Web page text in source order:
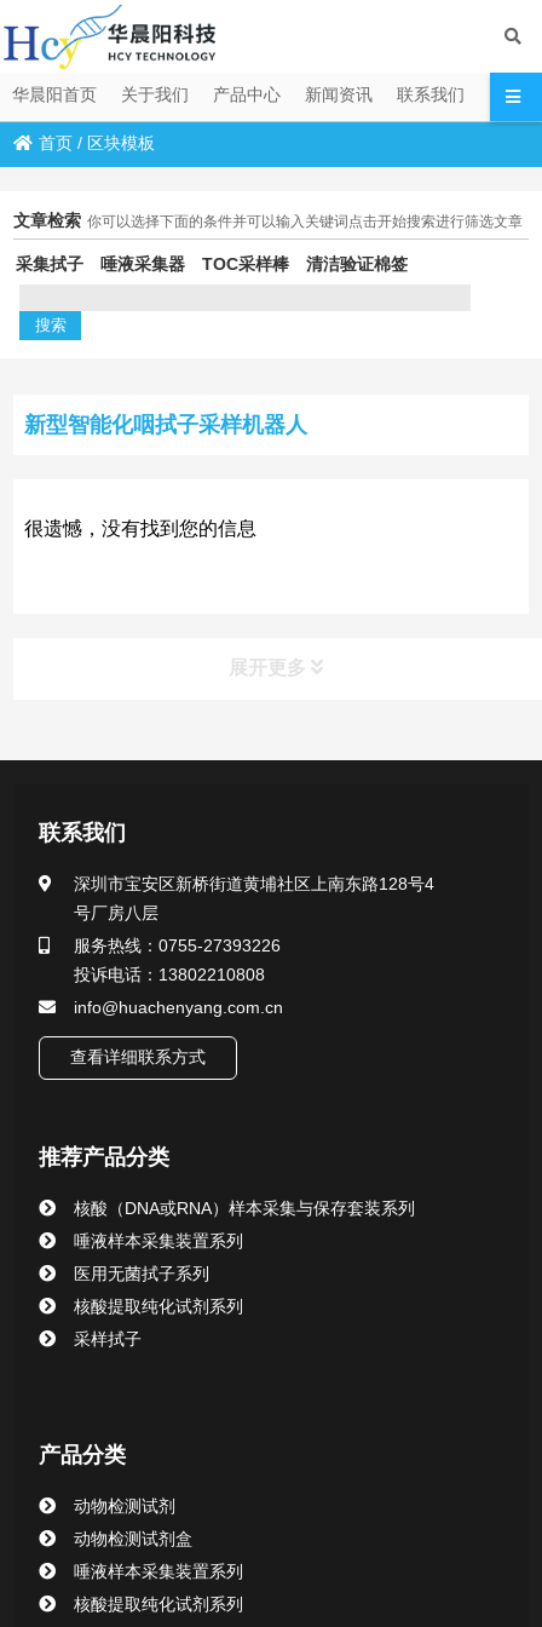
华晨阳首页 关于我们 产品中心 新闻资讯 联系我们
首页 / 区块模板
文章检索 你可以选择下面的条件并可以输入关键词点击开始搜索进行筛选文章
采集拭子 唾液采集器 TOC采样棒 清洁验证棉签
新型智能化咽拭子采样机器人
很遗憾，没有找到您的信息
展开更多
产品中心
医用无菌采样拭子系列
一次性使用采样器系列
微生物样本保存液（通用运输传媒介质）系列
核酸（DNA&RNA）样本采集与保存套装系列
唾液样本采集装置系列
清洁验证棉签系列
动物检测试剂
联系我们
深圳市宝安区新桥街道黄埔社区上南东路128号4
号厂房八层
服务热线：0755-27393226
投诉电话：13802210808
info@huachenyang.com.cn
查看详细联系方式
推荐产品分类
核酸（DNA或RNA）样本采集与保存套装系列
唾液样本采集装置系列
医用无菌拭子系列
核酸提取纯化试剂系列
采样拭子
产品分类
动物检测试剂
动物检测试剂盒
唾液样本采集装置系列
核酸提取纯化试剂系列